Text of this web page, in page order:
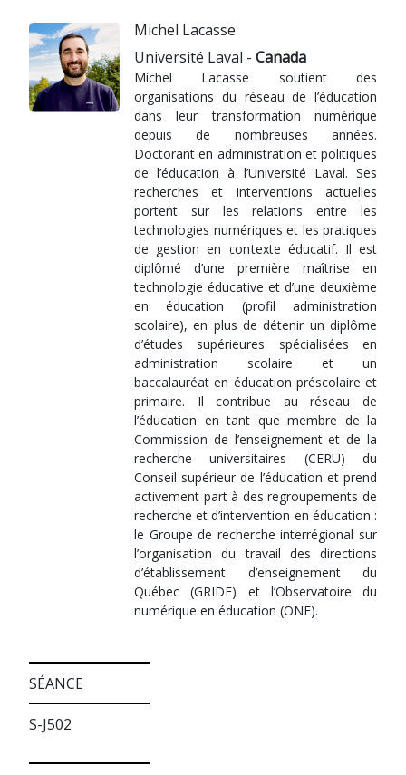
Michel Lacasse
Université Laval - Canada
Michel Lacasse soutient des
organisations du réseau de l’éducation
dans leur transformation numérique
depuis de nombreuses années.
Doctorant en administration et politiques
de l’éducation à l’Université Laval. Ses
recherches et interventions actuelles
portent sur les relations entre les
technologies numériques et les pratiques
de gestion en contexte éducatif. Il est
diplômé d’une première maîtrise en
technologie éducative et d’une deuxième
en éducation (profil administration
scolaire), en plus de détenir un diplôme
d’études supérieures spécialisées en
administration scolaire et un
baccalauréat en éducation préscolaire et
primaire. Il contribue au réseau de
l’éducation en tant que membre de la
Commission de l’enseignement et de la
recherche universitaires (CERU) du
Conseil supérieur de l’éducation et prend
activement part à des regroupements de
recherche et d’intervention en éducation :
le Groupe de recherche interrégional sur
l’organisation du travail des directions
d’établissement d’enseignement du
Québec (GRIDE) et l’Observatoire du
numérique en éducation (ONE).
SÉANCE
S-J502